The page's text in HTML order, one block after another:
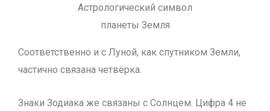
Астрологический символ
планеты Земля
Соответственно и с Луной, как спутником Земли,
частично связана четвёрка.
Знаки Зодиака же связаны с Солнцем. Цифра 4 не